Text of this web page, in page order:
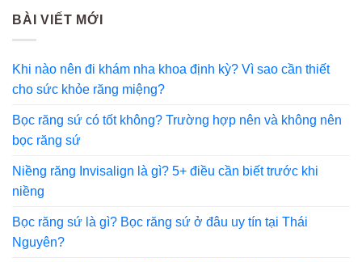
BÀI VIẾT MỚI
Khi nào nên đi khám nha khoa định kỳ? Vì sao cần thiết
cho sức khỏe răng miệng?
Bọc răng sứ có tốt không? Trường hợp nên và không nên
bọc răng sứ
Niềng răng Invisalign là gì? 5+ điều cần biết trước khi
niềng
Bọc răng sứ là gì? Bọc răng sứ ở đâu uy tín tại Thái
Nguyên?